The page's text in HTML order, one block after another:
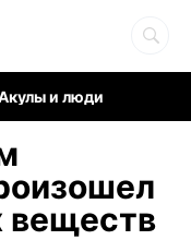
и люди
веществ